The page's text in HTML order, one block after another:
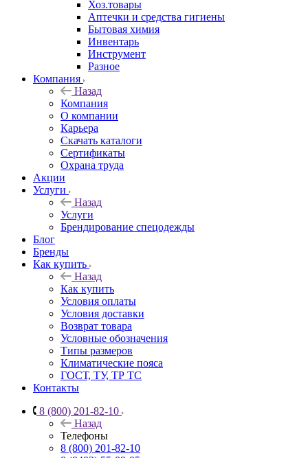
Хоз.товары
Аптечки и средства гигиены
Бытовая химия
Инвентарь
Инструмент
Разное
Компания
Назад
Компания
О компании
Карьера
Cкачать каталоги
Сертификаты
Охрана труда
Акции
Услуги
Назад
Услуги
Брендирование спецодежды
Блог
Бренды
Как купить
Назад
Как купить
Условия оплаты
Условия доставки
Возврат товара
Условные обозначения
Типы размеров
Климатические пояса
ГОСТ, ТУ, ТР ТС
Контакты
8 (800) 201-82-10
Назад
Телефоны
8 (800) 201-82-10